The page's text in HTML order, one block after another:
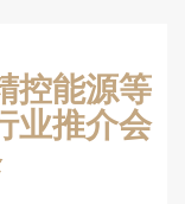
控能源等
业推介会